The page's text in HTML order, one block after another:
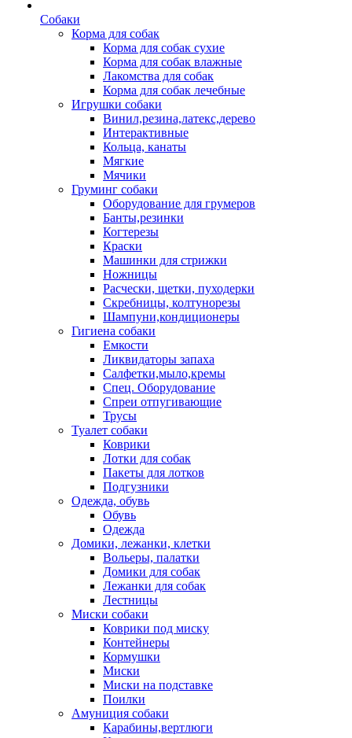
Собаки
Корма для собак
Корма для собак сухие
Корма для собак влажные
Лакомства для собак
Корма для собак лечебные
Игрушки собаки
Винил,резина,латекс,дерево
Интерактивные
Кольца, канаты
Мягкие
Мячики
Груминг собаки
Оборудование для грумеров
Банты,резинки
Когтерезы
Краски
Машинки для стрижки
Ножницы
Расчески, щетки, пуходерки
Скребницы, колтунорезы
Шампуни,кондиционеры
Гигиена собаки
Емкости
Ликвидаторы запаха
Салфетки,мыло,кремы
Спец. Оборудование
Спреи отпугивающие
Трусы
Туалет собаки
Коврики
Лотки для собак
Пакеты для лотков
Подгузники
Одежда, обувь
Обувь
Одежда
Домики, лежанки, клетки
Вольеры, палатки
Домики для собак
Лежанки для собак
Лестницы
Миски собаки
Коврики под миску
Контейнеры
Кормушки
Миски
Миски на подставке
Поилки
Амуниция собаки
Карабины,вертлюги